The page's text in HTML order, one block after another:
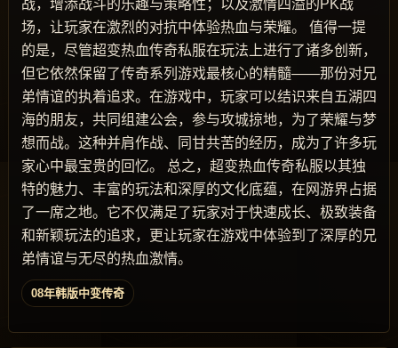
战，增添战斗的乐趣与策略性；以及激情四溢的PK战
场，让玩家在激烈的对抗中体验热血与荣耀。 值得一提
的是，尽管超变热血传奇私服在玩法上进行了诸多创新，
但它依然保留了传奇系列游戏最核心的精髓——那份对兄
弟情谊的执着追求。在游戏中，玩家可以结识来自五湖四
海的朋友，共同组建公会，参与攻城掠地，为了荣耀与梦
想而战。这种并肩作战、同甘共苦的经历，成为了许多玩
家心中最宝贵的回忆。 总之，超变热血传奇私服以其独
特的魅力、丰富的玩法和深厚的文化底蕴，在网游界占据
了一席之地。它不仅满足了玩家对于快速成长、极致装备
和新颖玩法的追求，更让玩家在游戏中体验到了深厚的兄
弟情谊与无尽的热血激情。
08年韩版中变传奇